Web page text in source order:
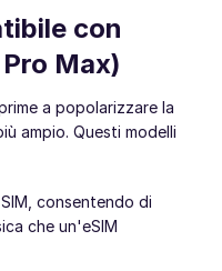
con
Pro Max)
a popolarizzare la
ampio. Questi modelli
consentendo di
che un'eSIM